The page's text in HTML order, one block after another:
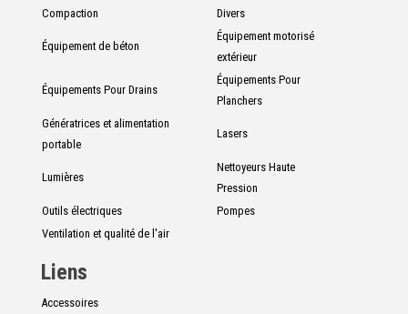
Compaction
Divers
Équipement de béton
Équipement motorisé
extérieur
Équipements Pour Drains
Équipements Pour
Planchers
Génératrices et alimentation
portable
Lasers
Lumières
Nettoyeurs Haute
Pression
Outils électriques
Pompes
Ventilation et qualité de l'air
Liens
Accessoires